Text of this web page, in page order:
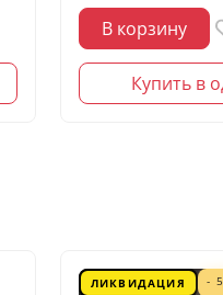
В корзину
Купить в
ЛИКВИДАЦИЯ -